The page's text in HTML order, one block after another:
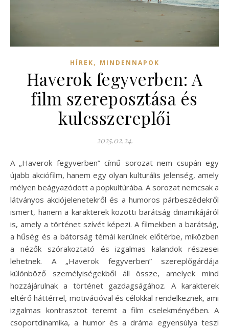
HÍREK, MINDENNAPOK
Haverok fegyverben: A
film szereposztása és
kulcsszereplői
2025.02.24.
A „Haverok fegyverben” című sorozat nem csupán egy
újabb akciófilm, hanem egy olyan kulturális jelenség, amely
mélyen beágyazódott a popkultúrába. A sorozat nemcsak a
látványos akciójelenetekről és a humoros párbeszédekről
ismert, hanem a karakterek közötti barátság dinamikájáról
is, amely a történet szívét képezi. A filmekben a barátság,
a hűség és a bátorság témái kerülnek előtérbe, miközben
a nézők szórakoztató és izgalmas kalandok részesei
lehetnek. A „Haverok fegyverben” szereplőgárdája
különböző személyiségekből áll össze, amelyek mind
hozzájárulnak a történet gazdagságához. A karakterek
eltérő háttérrel, motivációval és célokkal rendelkeznek, ami
izgalmas kontrasztot teremt a film cselekményében. A
csoportdinamika, a humor és a dráma egyensúlya teszi